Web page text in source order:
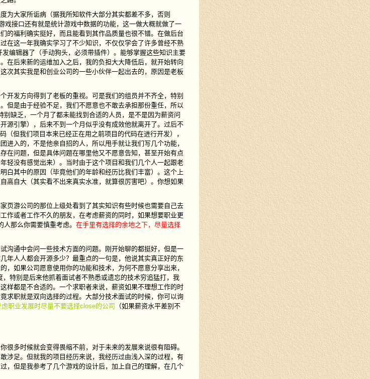
家所诟病（据我所知软件大部分其实都差不多，否则
接口还有就是统计游戏中数据的功能，这一做大概就做了一
的福利确实挺好，而且能看到其作品质量也很不错。在做后台
在这一年我确实学习了不少知识，不仅仅学会了许多曾经不熟
编辑器了（手动狗头，必须带插件）。能够掌握这些知识主要
在后来新的运维加入之后，我的负担大大降低后，就开始转向
次其实我是和创业公司的一些小伙伴一起出去的，原因是老板
方向得到了老板的重视。可是我们的组员并不齐全，特别
但是由于经验不足，我们不愿意也不敢去承担那份重任，所以
缺乏，一个月了都未能找到合适的人员，是不是因为薪资问
源引擎），后来不到一个月似乎没有成效他就离开了。过后不
但我们项目本来已经正在用之前项目的代码在进行开发），
入的，不是他亲自招的人，所以甩手就让我们写几个功能，
在问题，但是具体问题在哪里他又不愿意告知，甚至开始有点
轻没有感觉出来）。当时由于这个项目和我们几个人一起跟老
白其中的原因（毕竟他们的年龄和经历比我们丰富）。这个上
高自大（其实看不出来真实水准，就算很厉害吧）。你想如果
公司的那位上级处看到了其实知识有些时候也需要自己去
作或者工作不久的朋友，在考虑薪资的同时，如果想要职业更
那么你需要慎重考虑。 在手里有选择的余地之下，尽量选择
中会问一些技术方面的问题。刚开始聊的都挺好，但是一
年人人都会开源多少？最重点的一句是，他说其实真正好的东
如果公司愿意使用你的功能和技术，为何不愿意分享出来，
特别是后来他抓着面试者不熟悉或遗忘的技术穷追猛打，我
样都是不合适的。一个求职者来说，薪资如果不理想工作的时
求职就是双向选择的过程。大部分技术面试的时候，你可以询
职业发展时尽量不要选择close的公司 （如果薪资水平差别不
时候就会变得畏缩不前，对于未来的发展来说很有阻碍。
涉足。但就我的项目经历来说，我经历过由浅入深的过程，有
，但是我参考了几个游戏的设计后，加上自己的理解，在几个